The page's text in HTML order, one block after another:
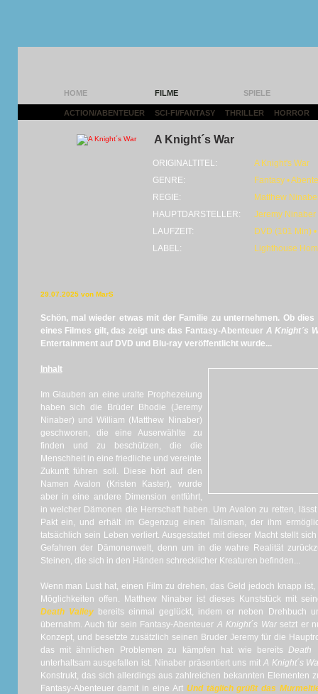
HOME FILME SPIELE
ACTION/ABENTEUER SCI-FI/FANTASY THRILLER HORROR
A Knight´s War
ORIGINALTITEL:
A Knight's War
GENRE:
Fantasy •
REGIE:
Matthew
HAUPTDARSTELLER:
Jeremy Ninaber
LAUFZEIT:
DVD (101 Min)
LABEL:
Lighthouse
29.07.2025 von MarS
Schön, mal wieder etwas mit der Familie zu unternehmen. Ob
eines Filmes gilt, das zeigt uns das Fantasy-Abenteuer A Knight´s
Entertainment auf DVD und Blu-ray veröffentlicht wurde...
Inhalt
Im Glauben an eine uralte Prophezeiung
haben sich die Brüder Bhodie (Jeremy
Ninaber) und William (Matthew Ninaber)
geschworen, die eine Auserwählte zu
finden und zu beschützen, die die
Menschheit in eine friedliche und vereinte
Zukunft führen soll. Diese hört auf den
Namen Avalon (Kristen Kaster), wurde
aber in eine andere Dimension entführt,
in welcher Dämonen die Herrschaft haben. Um Avalon zu retten,
Pakt ein, und erhält im Gegenzug einen Talisman, der ihm
tatsächlich sein Leben verliert. Ausgestattet mit dieser Macht stellt
Gefahren der Dämonenwelt, denn um in die wahre Realität
Steinen, die sich in den Händen schrecklicher Kreaturen befinden...
Wenn man Lust hat, einen Film zu drehen, das Geld jedoch knapp
Möglichkeiten offen. Matthew Ninaber ist dieses Kunststück mit
Death Valleybereits einmal geglückt, indem er neben Drehbuch
übernahm. Auch für sein Fantasy-Abenteuer A Knight´s War setzt er
Konzept, und besetzte zusätzlich seinen Bruder Jeremy für die
das mit ähnlichen Problemen zu kämpfen hat wie bereitsDeath
unterhaltsam ausgefallen ist. Ninaber präsentiert uns mit A Knight´s
Konstrukt, das sich allerdings aus zahlreichen bekannten Elementen
Fantasy-Abenteuer damit in eine Art Und täglich grüßt das